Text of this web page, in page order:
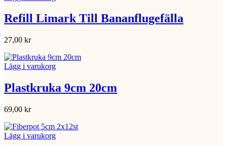
Refill Limark Till Bananflugefälla
27,00 kr
Lägg i varukorg
Plastkruka 9cm 20cm
69,00 kr
Lägg i varukorg